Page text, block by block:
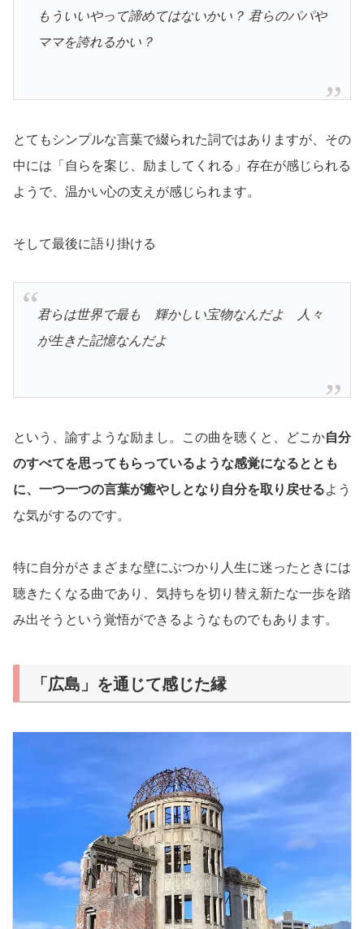
もういいやって諦めてはないかい？ 君らのパパや
ママを誇れるかい？
とてもシンプルな言葉で綴られた詞ではありますが、その
中には「自らを案じ、励ましてくれる」存在が感じられる
ようで、温かい心の支えが感じられます。
そして最後に語り掛ける
君らは世界で最も 輝かしい宝物なんだよ 人々
が生きた記憶なんだよ
という、諭すような励まし。この曲を聴くと、どこか自分
のすべてを思ってもらっているような感覚になるととも
に、一つ一つの言葉が癒やしとなり自分を取り戻せるよう
な気がするのです。
特に自分がさまざまな壁にぶつかり人生に迷ったときには
聴きたくなる曲であり、気持ちを切り替え新たな一歩を踏
み出そうという覚悟ができるようなものでもあります。
「広島」を通じて感じた縁